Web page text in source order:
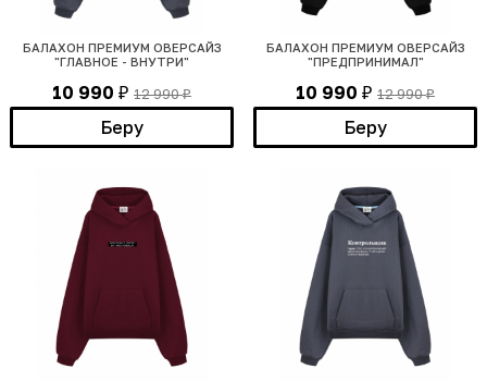
БАЛАХОН ПРЕМИУМ ОВЕРСАЙЗ
"ГЛАВНОЕ - ВНУТРИ"
10 990 ₽ 12 990₽
Беру
БАЛАХОН ПРЕМИУМ ОВЕРСАЙЗ
"ПРЕДПРИНИМАЛ"
10 990 ₽ 12 990₽
Беру